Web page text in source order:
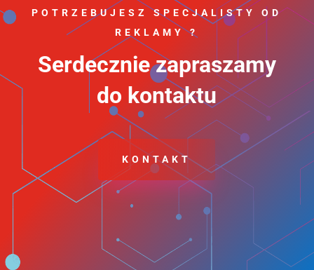
POTRZEBUJESZ SPECJALISTY OD
REKLAMY ?
Serdecznie zapraszamy
do kontaktu
KONTAKT